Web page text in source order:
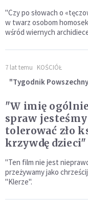
"Czy po słowach o
w twarz osobom
wśród wiernych
7 lat temu KOŚCIÓŁ
"Tygodnik
"W imię
spraw
tolerować zło
krzywdę dzieci"
"Ten film nie jest
przeżywamy jako
"Klerze".